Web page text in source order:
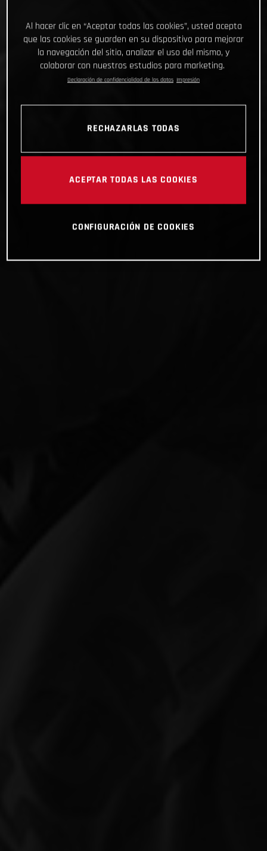
Al hacer clic en “Aceptar todas las cookies”, usted acepta
que las cookies se guarden en su dispositivo para mejorar
la navegación del sitio, analizar el uso del mismo, y
colaborar con nuestros estudios para marketing.
Declaración de confidencialidad de los datos Impresión
RECHAZARLAS TODAS
ACEPTAR TODAS LAS COOKIES
CONFIGURACIÓN DE COOKIES